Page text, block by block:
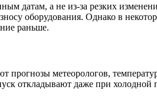
датам, а не из-за резких
оборудования. Однако в
раньше.
метеорологов,
откладывают даже при холодной